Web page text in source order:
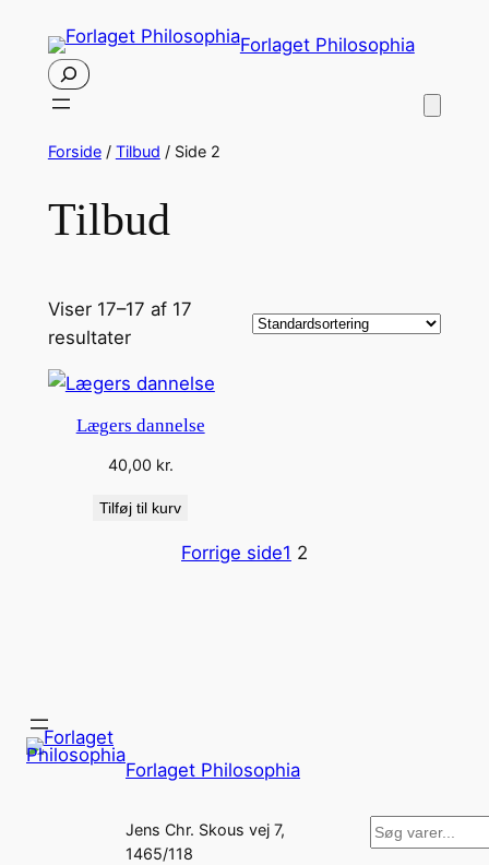
indhold
Forlaget Philosophia
Søg
Forside/ Tilbud / Side 2
Tilbud
Viser 17–17 af 17
resultater
Lægers dannelse
40,00 kr.
Tilføj til kurv
Forrige side1 2
Forlaget Philosophia
Jens Chr. Skous vej 7,
1465/118
Søg